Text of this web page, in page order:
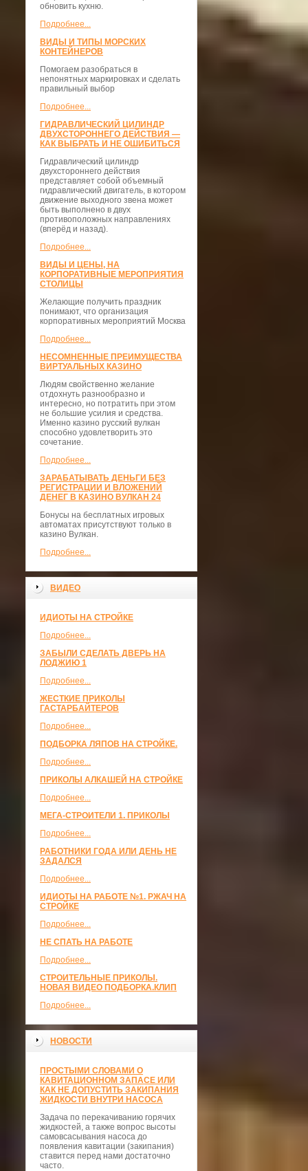
обновить кухню.
Подробнее...
ВИДЫ И ТИПЫ МОРСКИХ
КОНТЕЙНЕРОВ
Помогаем разобраться в
непонятных маркировках и сделать
правильный выбор
Подробнее...
ГИДРАВЛИЧЕСКИЙ ЦИЛИНДР
ДВУХСТОРОННЕГО ДЕЙСТВИЯ —
КАК ВЫБРАТЬ И НЕ ОШИБИТЬСЯ
Гидравлический цилиндр
двухстороннего действия
представляет собой объемный
гидравлический двигатель, в котором
движение выходного звена может
быть выполнено в двух
противоположных направлениях
(вперёд и назад).
Подробнее...
ВИДЫ И ЦЕНЫ, НА
КОРПОРАТИВНЫЕ МЕРОПРИЯТИЯ
СТОЛИЦЫ
Желающие получить праздник
понимают, что организация
корпоративных мероприятий Москва
Подробнее...
НЕСОМНЕННЫЕ ПРЕИМУЩЕСТВА
ВИРТУАЛЬНЫХ КАЗИНО
Людям свойственно желание
отдохнуть разнообразно и
интересно, но потратить при этом
не большие усилия и средства.
Именно казино русский вулкан
способно удовлетворить это
сочетание.
Подробнее...
ЗАРАБАТЫВАТЬ ДЕНЬГИ БЕЗ
РЕГИСТРАЦИИ И ВЛОЖЕНИЙ
ДЕНЕГ В КАЗИНО ВУЛКАН 24
Бонусы на бесплатных игровых
автоматах присутствуют только в
казино Вулкан.
Подробнее...
ВИДЕО
ИДИОТЫ НА СТРОЙКЕ
Подробнее...
ЗАБЫЛИ СДЕЛАТЬ ДВЕРЬ НА
ЛОДЖИЮ 1
Подробнее...
ЖЕСТКИЕ ПРИКОЛЫ
ГАСТАРБАЙТЕРОВ
Подробнее...
ПОДБОРКА ЛЯПОВ НА СТРОЙКЕ.
Подробнее...
ПРИКОЛЫ АЛКАШЕЙ НА СТРОЙКЕ
Подробнее...
МЕГА-СТРОИТЕЛИ 1. ПРИКОЛЫ
Подробнее...
РАБОТНИКИ ГОДА ИЛИ ДЕНЬ НЕ
ЗАДАЛСЯ
Подробнее...
ИДИОТЫ НА РАБОТЕ №1. РЖАЧ НА
СТРОЙКЕ
Подробнее...
НЕ СПАТЬ НА РАБОТЕ
Подробнее...
СТРОИТЕЛЬНЫЕ ПРИКОЛЫ.
НОВАЯ ВИДЕО ПОДБОРКА.КЛИП
Подробнее...
НОВОСТИ
ПРОСТЫМИ СЛОВАМИ О
КАВИТАЦИОННОМ ЗАПАСЕ ИЛИ
КАК НЕ ДОПУСТИТЬ ЗАКИПАНИЯ
ЖИДКОСТИ ВНУТРИ НАСОСА
Задача по перекачиванию горячих
жидкостей, а также вопрос высоты
самовсасывания насоса до
появления кавитации (закипания)
ставится перед нами достаточно
часто.